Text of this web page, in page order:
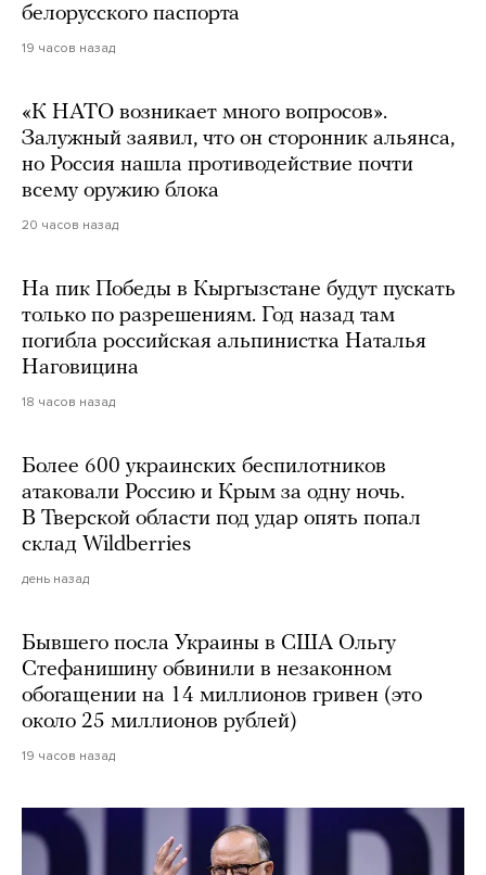
белорусского паспорта
19 часов назад
«К НАТО возникает много вопросов».
Залужный заявил, что он сторонник альянса,
но Россия нашла противодействие почти
всему оружию блока
20 часов назад
На пик Победы в Кыргызстане будут пускать
только по разрешениям. Год назад там
погибла российская альпинистка Наталья
Наговицина
18 часов назад
Более 600 украинских беспилотников
атаковали Россию и Крым за одну ночь.
В Тверской области под удар опять попал
склад Wildberries
день назад
Бывшего посла Украины в США Ольгу
Стефанишину обвинили в незаконном
обогащении на 14 миллионов гривен (это
около 25 миллионов рублей)
19 часов назад